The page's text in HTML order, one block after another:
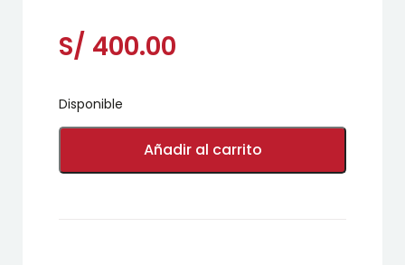
S/ 400.00
Disponible
DERECHO
CONSTITUCIONAL
FILOSÓFICO
Añadir al carrito